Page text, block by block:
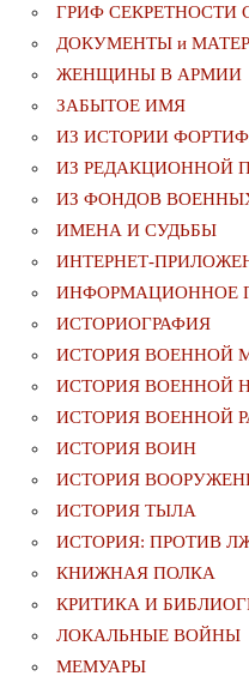
ГРИФ СЕКРЕТНОСТИ
ДОКУМЕНТЫ и
ЖЕНЩИНЫ В АРМИИ
ЗАБЫТОЕ ИМЯ
ИЗ ИСТОРИИ
ИЗ РЕДАКЦИОННОЙ
ИЗ ФОНДОВ
ИМЕНА И СУДЬБЫ
ИНТЕРНЕТ-
ИНФОРМАЦИОННОЕ
ИСТОРИОГРАФИЯ
ИСТОРИЯ ВОЕННОЙ
ИСТОРИЯ ВОЕННОЙ
ИСТОРИЯ ВОЕННОЙ
ИСТОРИЯ ВОИН
ИСТОРИЯ
ИСТОРИЯ ТЫЛА
ИСТОРИЯ: ПРОТИВ
КНИЖНАЯ ПОЛКА
КРИТИКА И
ЛОКАЛЬНЫЕ ВОЙНЫ
МЕМУАРЫ